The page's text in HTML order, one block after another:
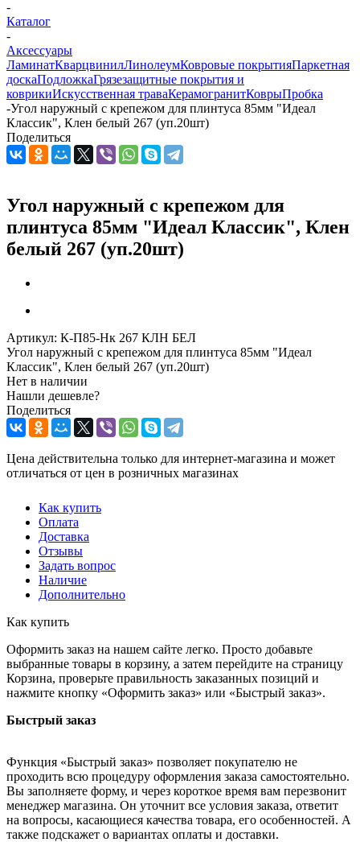
-
Каталог
-
Аксессуары
ЛаминатКварцвинилЛинолеумКовровые покрытияПаркетная
доскаПодложкаГрязезащитные покрытия и
коврикиИскусственная траваКерамогранитКоврыПробка
-Угол наружный с крепежом для плинтуса 85мм "Идеал
Классик", Клен белый 267 (уп.20шт)
Поделиться
Угол наружный с крепежом для
плинтуса 85мм "Идеал Классик", Клен
белый 267 (уп.20шт)
Артикул: К-П85-Нк 267 КЛН БЕЛ
Угол наружный с крепежом для плинтуса 85мм "Идеал
Классик", Клен белый 267 (уп.20шт)
Нет в наличии
Нашли дешевле?
Поделиться
Цена действительна только для интернет-магазина и может
отличаться от цен в розничных магазинах
Как купить
Оплата
Доставка
Отзывы
Задать вопрос
Наличие
Дополнительно
Как купить
Оформить заказ на нашем сайте легко. Просто добавьте
выбранные товары в корзину, а затем перейдите на страницу
Корзина, проверьте правильность заказанных позиций и
нажмите кнопку «Оформить заказ» или «Быстрый заказ».
Быстрый заказ
Функция «Быстрый заказ» позволяет покупателю не
проходить всю процедуру оформления заказа самостоятельно.
Вы заполняете форму, и через короткое время вам перезвонит
менеджер магазина. Он уточнит все условия заказа, ответит
на вопросы, касающиеся качества товара, его особенностей. А
также подскажет о вариантах оплаты и доставки.